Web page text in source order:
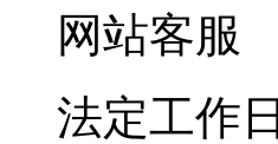
网站客服
法定工作日